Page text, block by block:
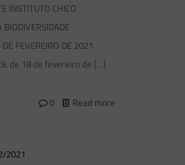
INSTITUTO CHICO
BIODIVERSIDADE
FEVEREIRO DE 2021
de 18 de fevereiro de […]
0 Read more
2021